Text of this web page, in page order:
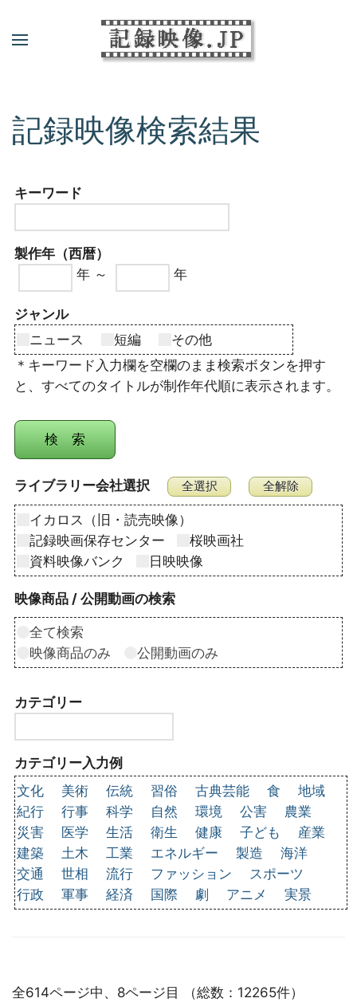
記録映像検索結果
キーワード
製作年（西暦）
年 ～
年
ジャンル
ニュース
短編
その他
＊キーワード入力欄を空欄のまま検索ボタンを押す
と、すべてのタイトルが制作年代順に表示されます。
ライブラリー会社選択
イカロス（旧・読売映像）
記録映画保存センター
桜映画社
資料映像バンク
日映映像
映像商品 / 公開動画の検索
全て検索
映像商品のみ
公開動画のみ
カテゴリー
カテゴリー入力例
文化
美術 伝統 習俗 古典芸能 食
地域
紀行
行事 科学 自然 環境 公害
農業
災害
医学 生活 衛生 健康 子ども
産業
建築
土木 工業 エネルギー 製造
海洋
交通
世相 流行 ファッション
スポーツ
行政
軍事 経済 国際 劇 アニメ 実景
全614ページ中、8ページ目 （総数：12265件）